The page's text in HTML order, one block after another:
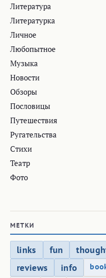
Литература
Литературка
Личное
Любопытное
Музыка
Новости
Обзоры
Пословицы
Путешествия
Ругательства
Стихи
Театр
Фото
МЕТКИ
links fun
reviews
info